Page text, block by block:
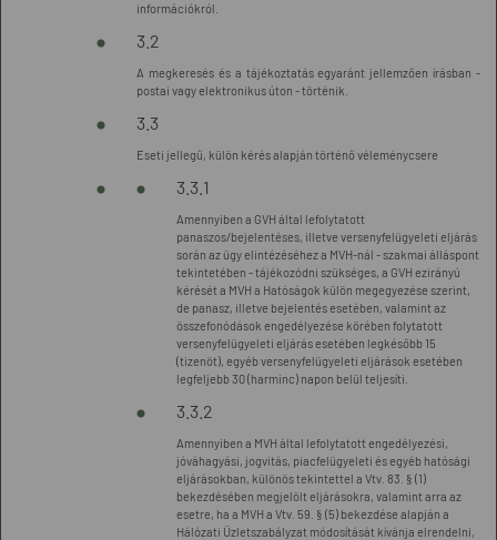
információkról.
3.2
A megkeresés és a tájékoztatás egyaránt jellemzően írásban -
postai vagy elektronikus úton - történik.
3.3
Eseti jellegű, külön kérés alapján történő véleménycsere
3.3.1
Amennyiben a GVH által lefolytatott
panaszos/bejelentéses, illetve versenyfelügyeleti eljárás
során az ügy elintézéséhez a MVH-nál - szakmai álláspont
tekintetében - tájékozódni szükséges, a GVH ezirányú
kérését a MVH a Hatóságok külön megegyezése szerint,
de panasz, illetve bejelentés esetében, valamint az
összefonódások engedélyezése körében folytatott
versenyfelügyeleti eljárás esetében legkésőbb 15
(tizenöt), egyéb versenyfelügyeleti eljárások esetében
legfeljebb 30 (harminc) napon belül teljesíti.
3.3.2
Amennyiben a MVH által lefolytatott engedélyezési,
jóváhagyási, jogvitás, piacfelügyeleti és egyéb hatósági
eljárásokban, különös tekintettel a Vtv. 83. § (1)
bekezdésében megjelölt eljárásokra, valamint arra az
esetre, ha a MVH a Vtv. 59. § (5) bekezdése alapján a
Hálózati Üzletszabályzat módosítását kívánja elrendelni,